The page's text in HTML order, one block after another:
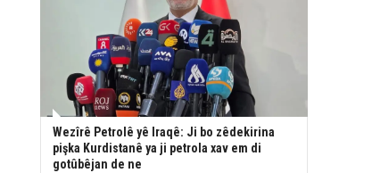
Wezîrê Petrolê yê Iraqê: Ji bo zêdekirina
pişka Kurdistanê ya ji petrola xav em di
gotûbêjan de ne